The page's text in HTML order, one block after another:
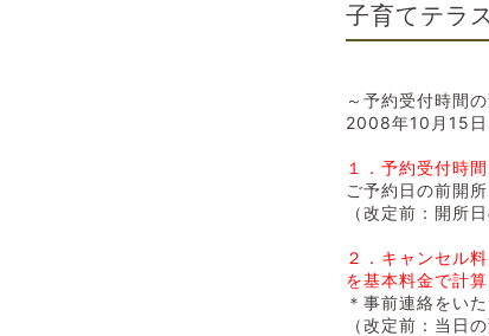
子育てテラ
～予約受付時間
2008年10月15日
１．予約受付時
ご予約日の前開
（改定前：開所
２．キャンセル料
を基本料金で計
＊事前連絡をい
（改定前：当日